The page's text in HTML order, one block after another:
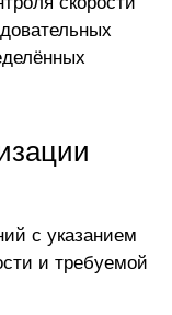
с указанием
и требуемой